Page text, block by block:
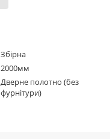
Збірна
2000мм
Дверне полотно (без
фурнітури)